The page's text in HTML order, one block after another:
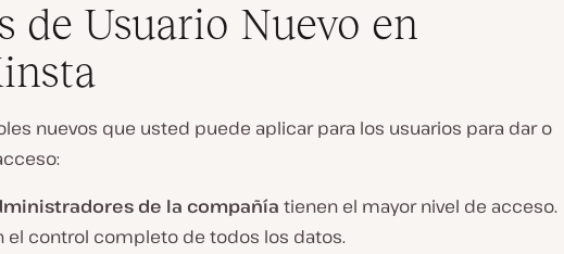
de Usuario Nuevo en
nuevos que usted puede aplicar para los usuarios para dar o
de la compañía tienen el mayor nivel de acceso.
el control completo de todos los datos.